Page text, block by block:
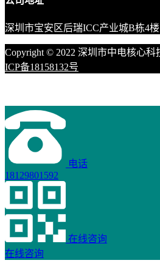
深圳市宝安区后瑞ICC产业城B栋4楼
Copyright © 2022 深圳市中电核心
ICP备18158132号
电话
18129801592
在线咨询
在线咨询